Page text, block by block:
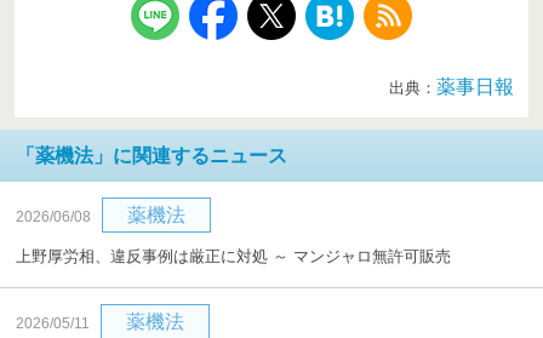
出典： 薬事日報
「薬機法」に関連するニュース
2026/06/08 薬機法
上野厚労相、違反事例は厳正に対処 ～ マンジャロ無許可販売
2026/05/11 薬機法